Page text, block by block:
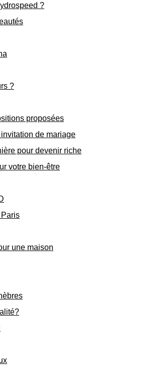
?
?
proposées
de mariage
pour devenir riche
votre bien-être
une maison